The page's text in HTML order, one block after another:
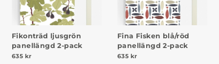
Fikonträd ljusgrön
panellängd 2-pack
635 kr
Fina Fisken blå/röd
panellängd 2-pack
635 kr